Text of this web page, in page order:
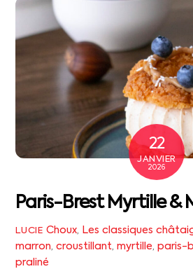
22
JANVIER
2026
Paris-Brest Myrtille &
LUCIE Choux, Les classiques
marron,croustillant,myrtille,paris-
praliné